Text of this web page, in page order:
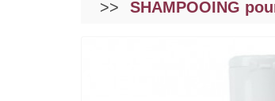
SHAMPOOING